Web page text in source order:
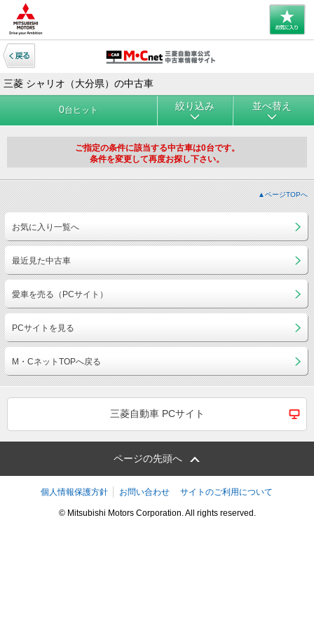
三菱 シャリオ（大分県）の中古車
0台ヒット 絞り込み 並べ替え
ご指定の条件に該当する中古車は0台です。
条件を変更して再度お探し下さい。
▲ページTOPへ
お気に入り一覧へ
最近見た中古車
愛車を売る（PCサイト）
PCサイトを見る
M・CネットTOPへ戻る
三菱自動車 PCサイト
ページの先頭へ
個人情報保護方針 お問い合わせ サイトのご利用について
© Mitsubishi Motors Corporation. All rights reserved.